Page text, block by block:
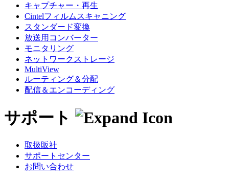
キャプチャー・再生
Cintelフィルムスキャニング
スタンダード変換
放送用コンバーター
モニタリング
ネットワークストレージ
MultiView
ルーティング＆分配
配信＆エンコーディング
サポート
取扱販社
サポートセンター
お問い合わせ